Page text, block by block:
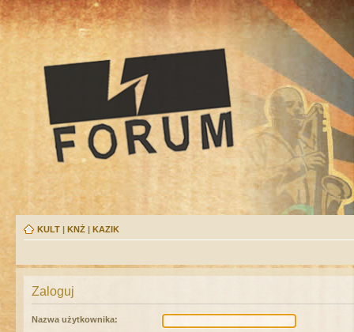
KULT | KNŻ | KAZIK
Zaloguj
Nazwa użytkownika: